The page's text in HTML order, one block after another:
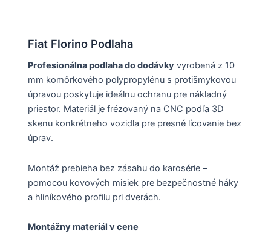
Fiat Florino Podlaha
Profesionálna podlaha do dodávky vyrobená z 10
mm komôrkového polypropylénu s protišmykovou
úpravou poskytuje ideálnu ochranu pre nákladný
priestor. Materiál je frézovaný na CNC podľa 3D
skenu konkrétneho vozidla pre presné lícovanie bez
úprav.
Montáž prebieha bez zásahu do karosérie –
pomocou kovových misiek pre bezpečnostné háky
a hliníkového profilu pri dverách.
Montážny materiál v cene